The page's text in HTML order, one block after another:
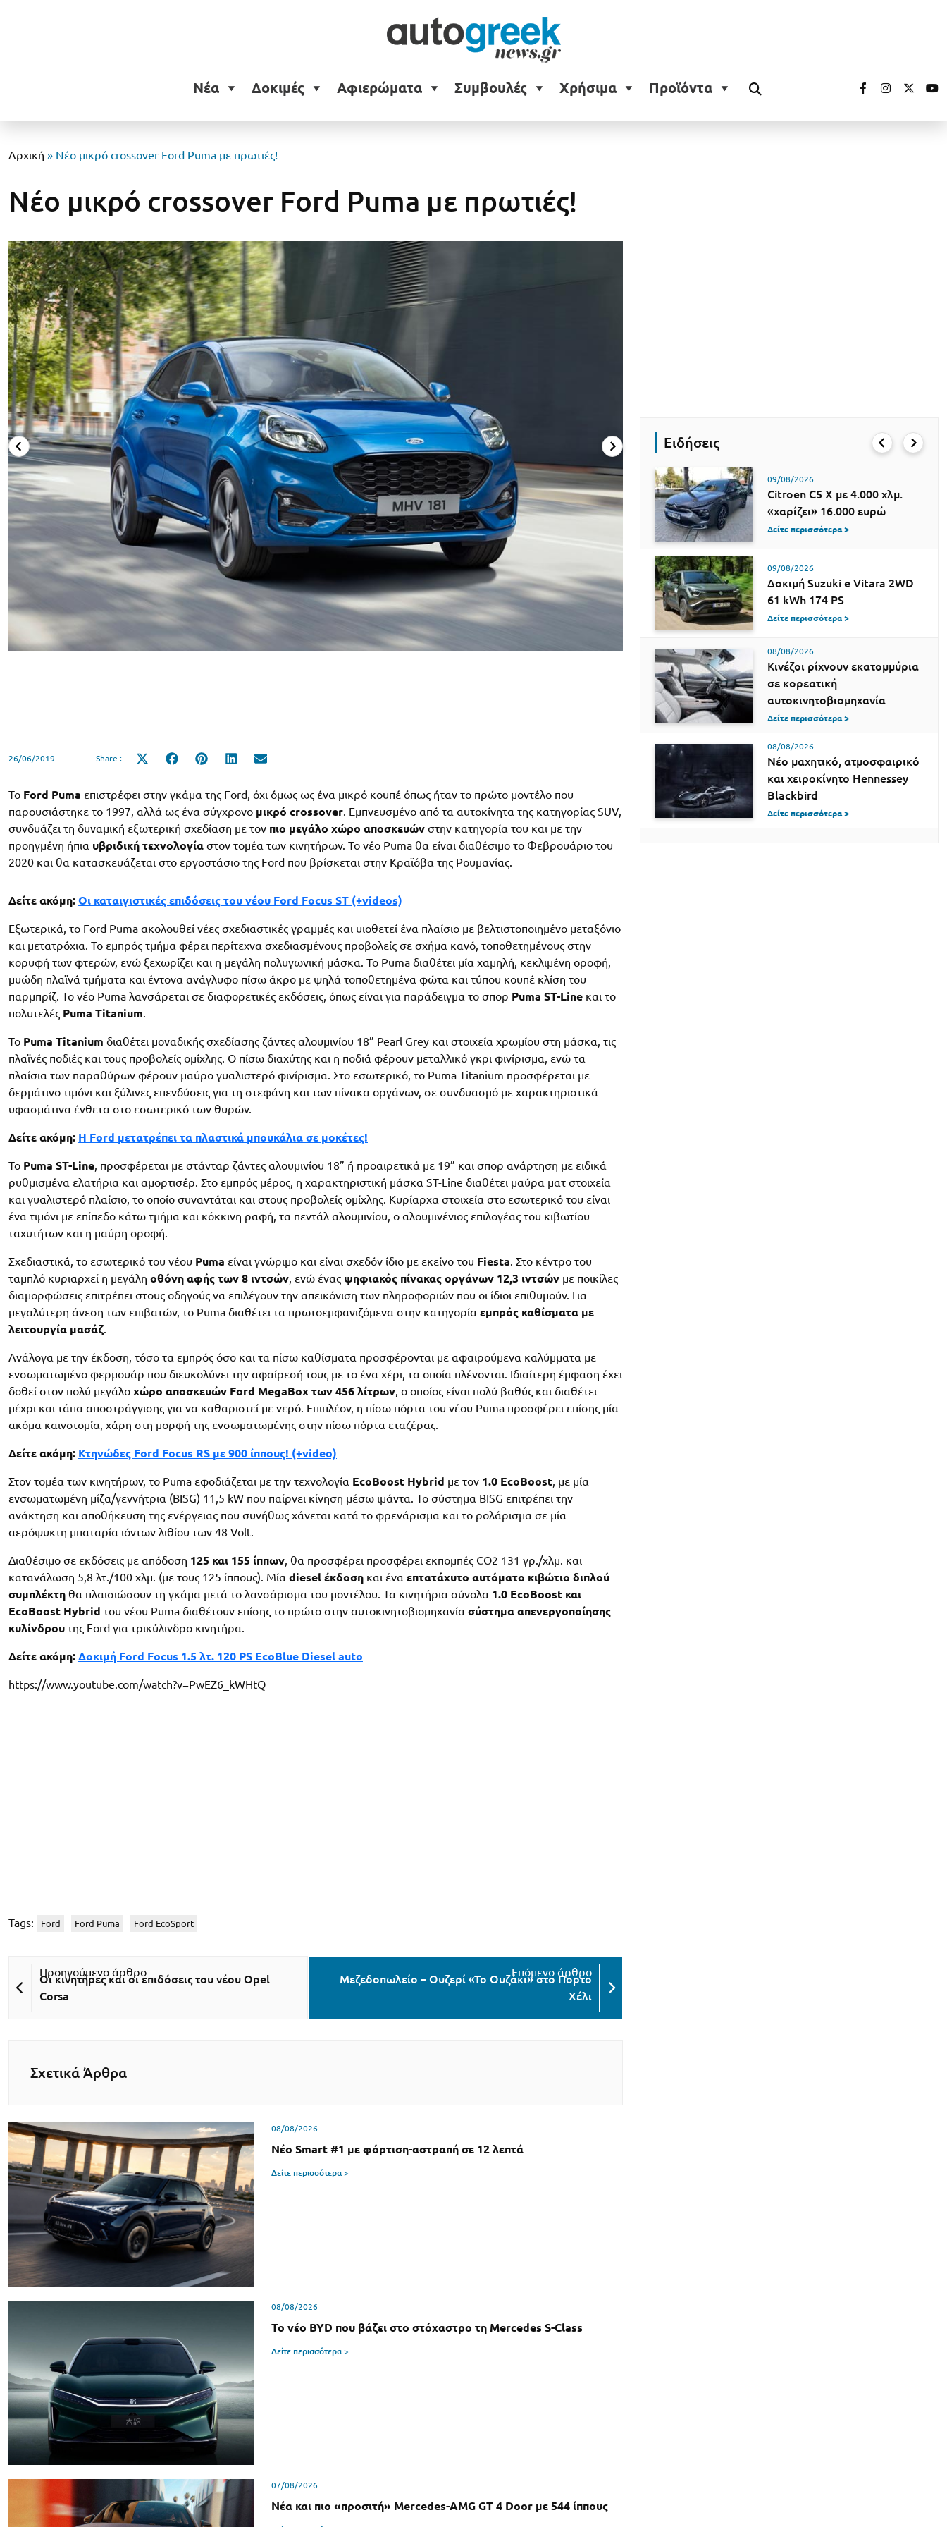
Νέα Δοκιμές Αφιερώματα Συμβουλές Χρήσιμα Προϊόντα
Αρχική » Νέο μικρό crossover Ford Puma με πρωτιές!
Νέο μικρό crossover Ford Puma με πρωτιές!
26/06/2019 Share :
Share
Share
Share
Share
Το Ford Puma επιστρέφει στην γκάμα της Ford, όχι όμως ως ένα μικρό κουπέ όπως ήταν το πρώτο μοντέλο που
παρουσιάστηκε το 1997, αλλά ως ένα σύγχρονο μικρό crossover. Εμπνευσμένο από τα αυτοκίνητα της κατηγορίας SUV,
συνδυάζει τη δυναμική εξωτερική σχεδίαση με τον πιο μεγάλο χώρο αποσκευών στην κατηγορία του και με την
προηγμένη ήπια υβριδική τεχνολογία στον τομέα των κινητήρων. Το νέο Puma θα είναι διαθέσιμο το Φεβρουάριο του
2020 και θα κατασκευάζεται στο εργοστάσιο της Ford που βρίσκεται στην Κραϊόβα της Ρουμανίας.
Δείτε ακόμη: Οι καταιγιστικές επιδόσεις του νέου Ford Focus ST (+videos)
Εξωτερικά, το Ford Puma ακολουθεί νέες σχεδιαστικές γραμμές και υιοθετεί ένα πλαίσιο με βελτιστοποιημένο μεταξόνιο
και μετατρόχια. Το εμπρός τμήμα φέρει περίτεχνα σχεδιασμένους προβολείς σε σχήμα κανό, τοποθετημένους στην
κορυφή των φτερών, ενώ ξεχωρίζει και η μεγάλη πολυγωνική μάσκα. Το Puma διαθέτει μία χαμηλή, κεκλιμένη οροφή,
μυώδη πλαϊνά τμήματα και έντονα ανάγλυφο πίσω άκρο με ψηλά τοποθετημένα φώτα και τύπου κουπέ κλίση του
παρμπρίζ. Το νέο Puma λανσάρεται σε διαφορετικές εκδόσεις, όπως είναι για παράδειγμα το σπορ Puma ST-Line και το
πολυτελές Puma Titanium.
Το Puma Titanium διαθέτει μοναδικής σχεδίασης ζάντες αλουμινίου 18” Pearl Grey και στοιχεία χρωμίου στη μάσκα, τις
πλαϊνές ποδιές και τους προβολείς ομίχλης. Ο πίσω διαχύτης και η ποδιά φέρουν μεταλλικό γκρι φινίρισμα, ενώ τα
πλαίσια των παραθύρων φέρουν μαύρο γυαλιστερό φινίρισμα. Στο εσωτερικό, το Puma Titanium προσφέρεται με
δερμάτινο τιμόνι και ξύλινες επενδύσεις για τη στεφάνη και των πίνακα οργάνων, σε συνδυασμό με χαρακτηριστικά
υφασμάτινα ένθετα στο εσωτερικό των θυρών.
Δείτε ακόμη: Η Ford μετατρέπει τα πλαστικά μπουκάλια σε μοκέτες!
Το Puma ST-Line, προσφέρεται με στάνταρ ζάντες αλουμινίου 18” ή προαιρετικά με 19” και σπορ ανάρτηση με ειδικά
ρυθμισμένα ελατήρια και αμορτισέρ. Στο εμπρός μέρος, η χαρακτηριστική μάσκα ST-Line διαθέτει μαύρα ματ στοιχεία
και γυαλιστερό πλαίσιο, το οποίο συναντάται και στους προβολείς ομίχλης. Κυρίαρχα στοιχεία στο εσωτερικό του είναι
ένα τιμόνι με επίπεδο κάτω τμήμα και κόκκινη ραφή, τα πεντάλ αλουμινίου, ο αλουμινένιος επιλογέας του κιβωτίου
ταχυτήτων και η μαύρη οροφή.
Σχεδιαστικά, το εσωτερικό του νέου Puma είναι γνώριμο και είναι σχεδόν ίδιο με εκείνο του Fiesta. Στο κέντρο του
ταμπλό κυριαρχεί η μεγάλη οθόνη αφής των 8 ιντσών, ενώ ένας ψηφιακός πίνακας οργάνων 12,3 ιντσών με ποικίλες
διαμορφώσεις επιτρέπει στους οδηγούς να επιλέγουν την απεικόνιση των πληροφοριών που οι ίδιοι επιθυμούν. Για
μεγαλύτερη άνεση των επιβατών, το Puma διαθέτει τα πρωτοεμφανιζόμενα στην κατηγορία εμπρός καθίσματα με
λειτουργία μασάζ.
Ανάλογα με την έκδοση, τόσο τα εμπρός όσο και τα πίσω καθίσματα προσφέρονται με αφαιρούμενα καλύμματα με
ενσωματωμένο φερμουάρ που διευκολύνει την αφαίρεσή τους με το ένα χέρι, τα οποία πλένονται. Ιδιαίτερη έμφαση έχει
δοθεί στον πολύ μεγάλο χώρο αποσκευών Ford MegaBox των 456 λίτρων, ο οποίος είναι πολύ βαθύς και διαθέτει
μέχρι και τάπα αποστράγγισης για να καθαριστεί με νερό. Επιπλέον, η πίσω πόρτα του νέου Puma προσφέρει επίσης μία
ακόμα καινοτομία, χάρη στη μορφή της ενσωματωμένης στην πίσω πόρτα εταζέρας.
Δείτε ακόμη: Κτηνώδες Ford Focus RS με 900 ίππους! (+video)
Στον τομέα των κινητήρων, το Puma εφοδιάζεται με την τεχνολογία EcoBoost Hybrid με τον 1.0 EcoBoost, με μία
ενσωματωμένη μίζα/γεννήτρια (BISG) 11,5 kW που παίρνει κίνηση μέσω ιμάντα. Το σύστημα BISG επιτρέπει την
ανάκτηση και αποθήκευση της ενέργειας που συνήθως χάνεται κατά το φρενάρισμα και το ρολάρισμα σε μία
αερόψυκτη μπαταρία ιόντων λιθίου των 48 Volt.
Διαθέσιμο σε εκδόσεις με απόδοση 125 και 155 ίππων, θα προσφέρει προσφέρει εκπομπές CO2 131 γρ./χλμ. και
κατανάλωση 5,8 λτ./100 χλμ. (με τους 125 ίππους). Μία diesel έκδοση και ένα επτατάχυτο αυτόματο κιβώτιο διπλού
συμπλέκτη θα πλαισιώσουν τη γκάμα μετά το λανσάρισμα του μοντέλου. Τα κινητήρια σύνολα 1.0 EcoBoost και
EcoBoost Hybrid του νέου Puma διαθέτουν επίσης το πρώτο στην αυτοκινητοβιομηχανία σύστημα απενεργοποίησης
κυλίνδρου της Ford για τρικύλινδρο κινητήρα.
Δείτε ακόμη: Δοκιμή Ford Focus 1.5 λτ. 120 PS EcoBlue Diesel auto
https://www.youtube.com/watch?v=PwEZ6_kWHtQ
Tags: Ford Ford Puma Ford EcoSport
Οι κινητήρες και οι επιδόσεις του νέου Opel
Corsa
Μεζεδοπωλείο – Ουζερί «Το Ουζάκι» στο Πόρτο
Χέλι
Σχετικά Άρθρα
08/08/2026
Νέο Smart #1 με φόρτιση-αστραπή σε 12 λεπτά
Δείτε περισσότερα >
08/08/2026
Το νέο BYD που βάζει στο στόχαστρο τη Mercedes S-Class
Δείτε περισσότερα >
07/08/2026
Νέα και πιο «προσιτή» Mercedes-AMG GT 4 Door με 544 ίππους
Ειδήσεις
09/08/2026
Citroen C5 X με 4.000 χλμ.
«χαρίζει» 16.000 ευρώ
Δείτε περισσότερα >
09/08/2026
Δοκιμή Suzuki e Vitara 2WD
61 kWh 174 PS
Δείτε περισσότερα >
08/08/2026
Κινέζοι ρίχνουν εκατομμύρια
σε κορεατική
αυτοκινητοβιομηχανία
Δείτε περισσότερα >
08/08/2026
Νέο μαχητικό, ατμοσφαιρικό
και χειροκίνητο Hennessey
Blackbird
Δείτε περισσότερα >